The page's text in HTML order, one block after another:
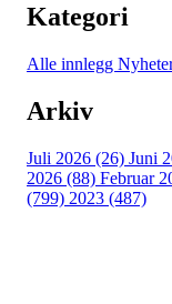
Kategori
Alle innlegg
Arkiv
Juli 2026 (26) Juni
2026 (88) Februar
(799) 2023 (487)